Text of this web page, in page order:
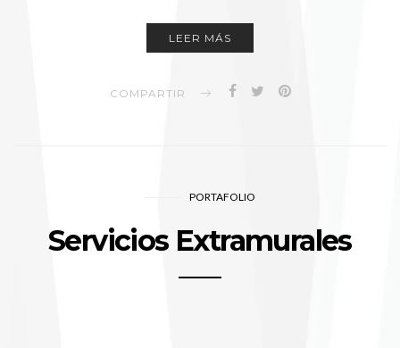
LEER MÁS
COMPARTIR
PORTAFOLIO
Servicios Extramurales